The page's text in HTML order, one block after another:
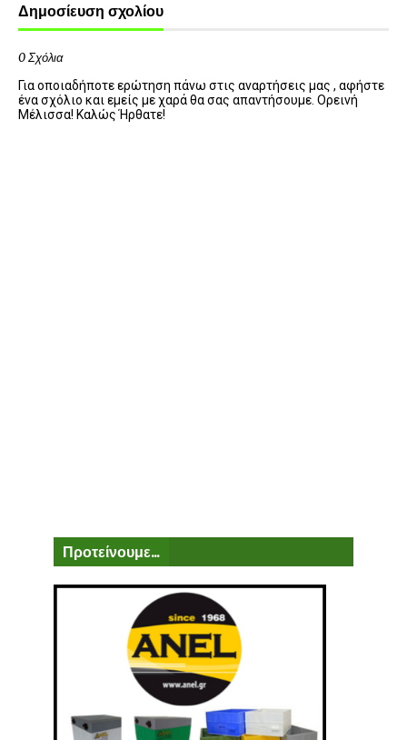
Δημοσίευση σχολίου
0 Σχόλια
Για οποιαδήποτε ερώτηση πάνω στις αναρτήσεις μας , αφήστε
ένα σχόλιο και εμείς με χαρά θα σας απαντήσουμε. Ορεινή
Μέλισσα! Καλώς Ήρθατε!
Προτείνουμε...